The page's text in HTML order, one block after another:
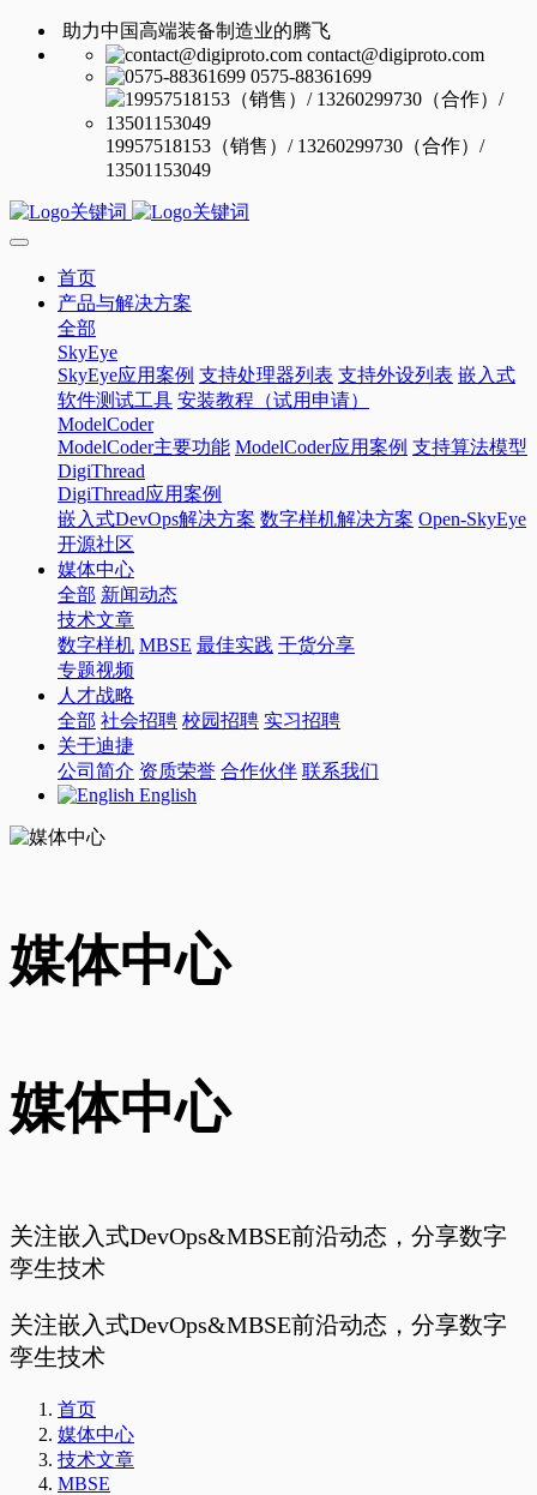
助力中国高端装备制造业的腾飞
contact@digiproto.com
0575-88361699
19957518153（销售）/ 13260299730（合作）/
13501153049
首页
产品与解决方案
全部
SkyEye
SkyEye应用案例 支持处理器列表 支持外设列表 嵌入式
软件测试工具 安装教程（试用申请）
ModelCoder
ModelCoder主要功能 ModelCoder应用案例 支持算法模型
DigiThread
DigiThread应用案例
嵌入式DevOps解决方案 数字样机解决方案 Open-SkyEye
开源社区
媒体中心
全部 新闻动态
技术文章
数字样机 MBSE 最佳实践 干货分享
专题视频
人才战略
全部 社会招聘 校园招聘 实习招聘
关于迪捷
公司简介 资质荣誉 合作伙伴 联系我们
English
媒体中心
媒体中心
关注嵌入式DevOps&MBSE前沿动态，分享数字
孪生技术
关注嵌入式DevOps&MBSE前沿动态，分享数字
孪生技术
首页
媒体中心
技术文章
MBSE